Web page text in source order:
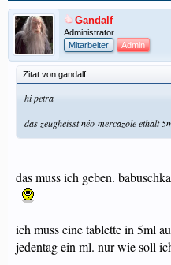
Gandalf
Administrator
Mitarbeiter
Admin
Zitat von gandalf:
hi petra
das zeugheisst néo-mercazole ethält
das muss ich geben.
ich muss eine tablette in 5ml
jedentag ein ml. nur wie soll